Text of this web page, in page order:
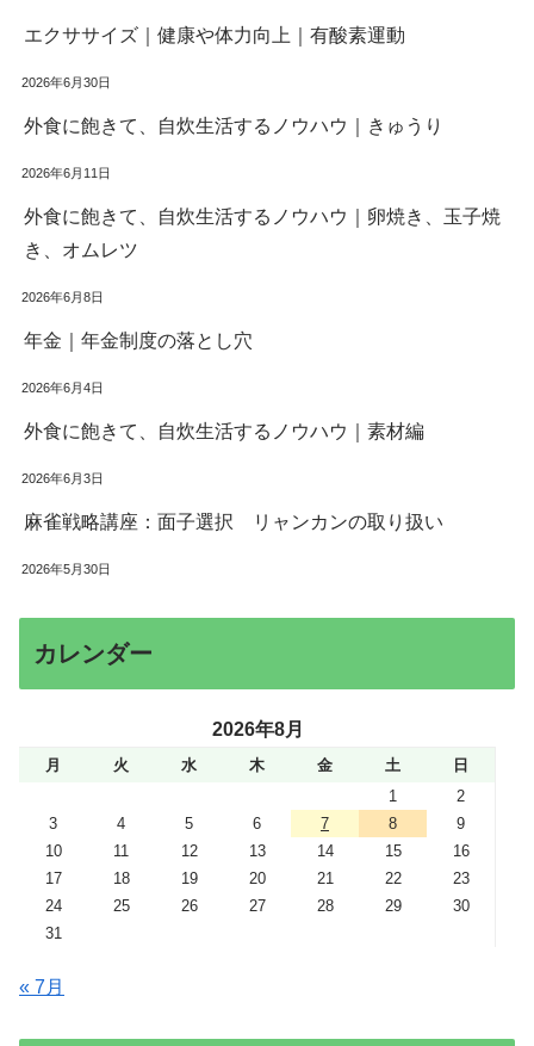
エクササイズ｜健康や体力向上｜有酸素運動
2026年6月30日
外食に飽きて、自炊生活するノウハウ｜きゅうり
2026年6月11日
外食に飽きて、自炊生活するノウハウ｜卵焼き、玉子焼
き、オムレツ
2026年6月8日
年金｜年金制度の落とし穴
2026年6月4日
外食に飽きて、自炊生活するノウハウ｜素材編
2026年6月3日
麻雀戦略講座：面子選択 リャンカンの取り扱い
2026年5月30日
カレンダー
2026年8月
月 火 水 木 金 土
日
1
2
3
4 5 6 7 8
9
10
11 12 13 14 15
16
17
18 19 20 21 22
23
24
25 26 27 28 29
30
31
« 7月